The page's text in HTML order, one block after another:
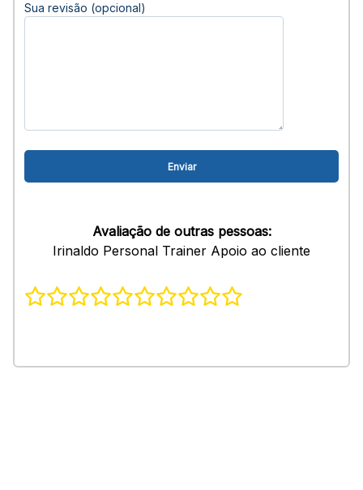
Sua revisão (opcional)
Avaliação de outras pessoas:
Irinaldo Personal Trainer Apoio ao cliente